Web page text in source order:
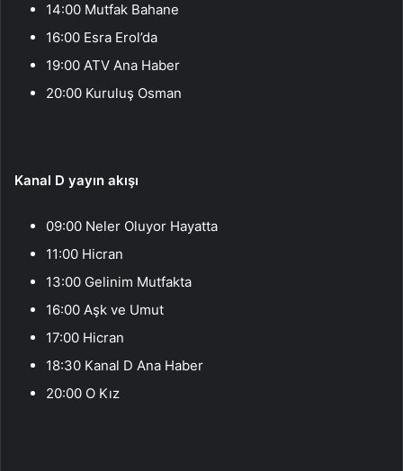
14:00 Mutfak Bahane
16:00 Esra Erol’da
19:00 ATV Ana Haber
20:00 Kuruluş Osman
Kanal D yayın akışı
09:00 Neler Oluyor Hayatta
11:00 Hicran
13:00 Gelinim Mutfakta
16:00 Aşk ve Umut
17:00 Hicran
18:30 Kanal D Ana Haber
20:00 O Kız